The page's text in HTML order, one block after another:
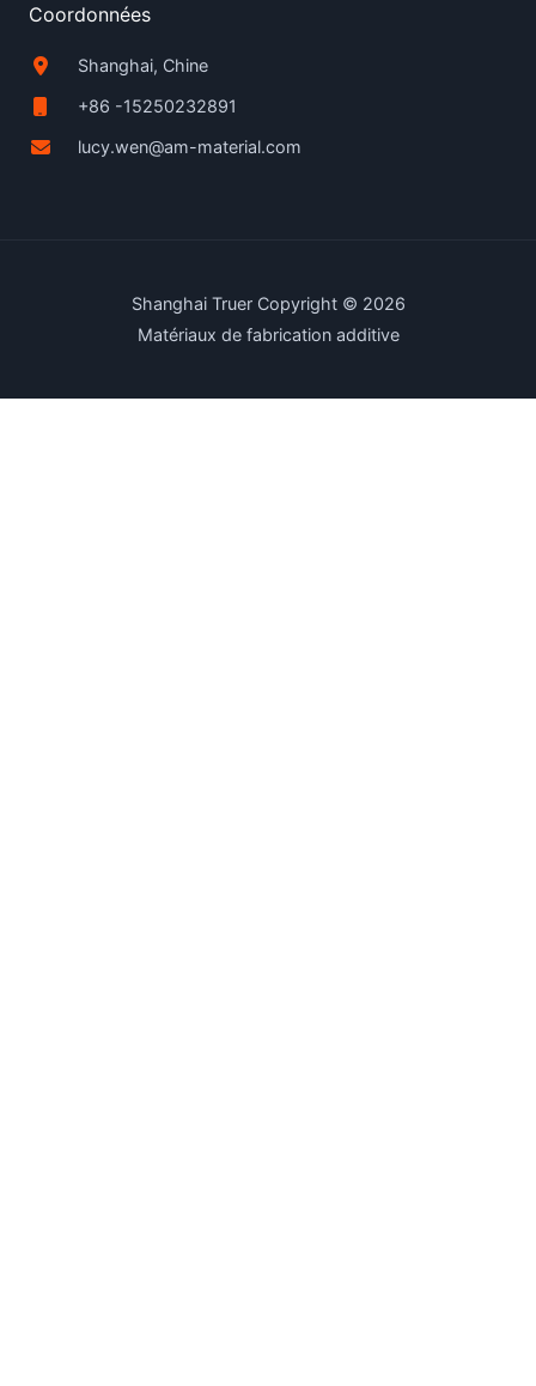
Coordonnées
Shanghai, Chine
+86 -15250232891
lucy.wen@am-material.com
Shanghai Truer Copyright © 2026
Matériaux de fabrication additive